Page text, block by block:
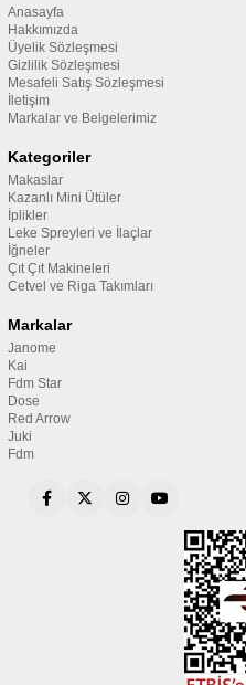
Anasayfa
Hakkımızda
Üyelik Sözleşmesi
Gizlilik Sözleşmesi
Mesafeli Satış Sözleşmesi
İletişim
Markalar ve Belgelerimiz
Kategoriler
Makaslar
Kazanlı Mini Ütüler
İplikler
Leke Spreyleri ve İlaçlar
İğneler
Çıt Çıt Makineleri
Cetvel ve Riga Takımları
Markalar
Janome
Kai
Fdm Star
Dose
Red Arrow
Juki
Fdm